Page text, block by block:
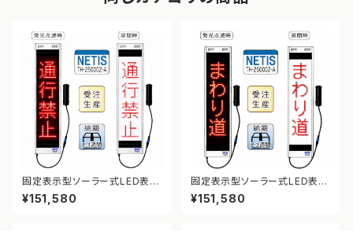
固定表示型ソーラー式LED表示
板 ドットサイン【通行禁止】【NE
TIS登録】
¥151,580
固定表示型ソーラー式LED表示
板 ドットサイン【まわり道】【NE
TIS登録】
¥151,580